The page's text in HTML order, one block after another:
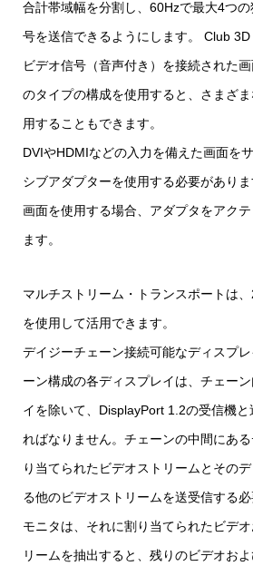
合計帯域幅を分割し、60Hzで最大4つ
号を送信できるようにします。 Club
ビデオ信号（音声付き）を接続された
のタイプの構成を使用すると、さまざ
用することもできます。
DVIやHDMIなどの入力を備えた画面を
シブアダプターを使用する必要があり
画面を使用する場合、アダプタをアク
ます。
マルチストリーム・トランスポートは
を使用して活用できます。
デイジーチェーン接続可能なディスプ
ーン構成の各ディスプレイは、チェー
イを除いて、DisplayPort 1.2の受信機
ればなりません。チェーンの中間にあ
り当てられたビデオストリームとその
る他のビデオストリームを送受信する必
モニタは、それに割り当てられたビデ
リームを抽出すると、残りのビデオお